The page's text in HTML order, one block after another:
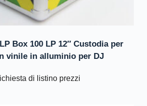
Box 100 LP 12″ Custodia per
vinile in alluminio per DJ
di listino prezzi